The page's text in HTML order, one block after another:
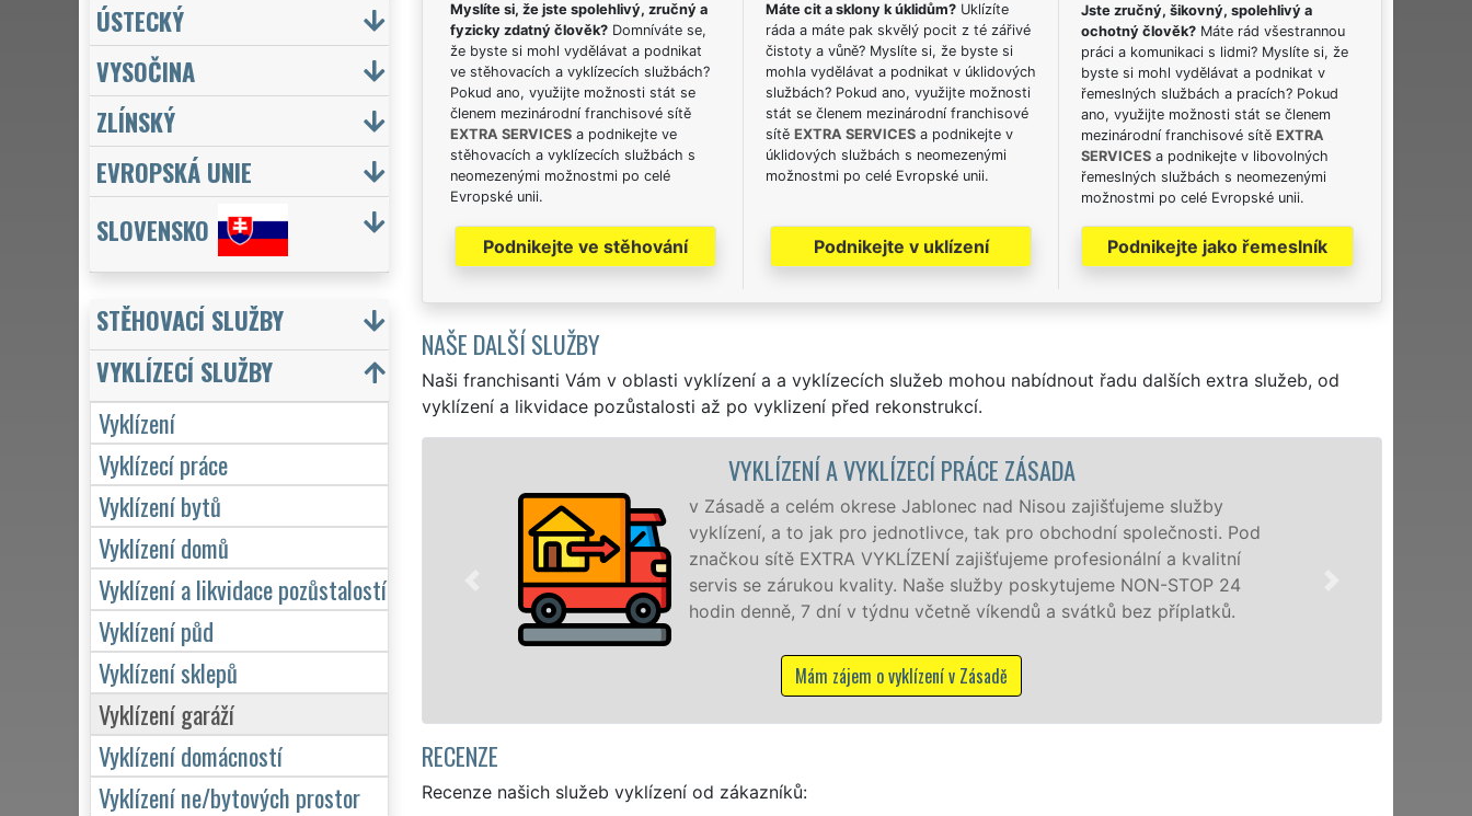
Myslíte si, že jste spolehlivý, zručný a
fyzicky zdatný člověk?Domníváte se,
že byste si mohl vydělávat a podnikat
ve stěhovacích a vyklízecích službách?
Pokud ano, využijte možnosti stát se
členem mezinárodní franchisové sítě
EXTRA SERVICESa podnikejte ve
stěhovacích a vyklízecích službách s
neomezenými možnostmi po celé
Evropské unii.
Podnikejte ve stěhování
Máte cit a sklony k úklidům?Uklízíte
ráda a máte pak skvělý pocit z té zářivé
čistoty a vůně? Myslíte si, že byste si
mohla vydělávat a podnikat v úklidových
službách? Pokud ano, využijte možnosti
stát se členem mezinárodní franchisové
sítě EXTRA SERVICESa podnikejte v
úklidových službách s neomezenými
možnostmi po celé Evropské unii.
Podnikejte v uklízení
Jste zručný, šikovný, spolehlivý a
ochotný člověk? Máte rád všestrannou
práci a komunikaci s lidmi? Myslíte si, že
byste si mohl vydělávat a podnikat v
řemeslných službách a pracích? Pokud
ano, využijte možnosti stát se členem
mezinárodní franchisové sítě EXTRA
SERVICES a podnikejte v libovolných
řemeslných službách s neomezenými
možnostmi po celé Evropské unii.
Podnikejte jako řemeslník
NAŠE DALŠÍ SLUŽBY
Naši franchisanti Vám v oblasti vyklízení a a vyklízecích služeb mohou nabídnout řadu dalších extra služeb, od
vyklízení a likvidace pozůstalosti až po vyklizení před rekonstrukcí.
VYKLÍZENÍ A VYKLÍZECÍ PRÁCE ZÁSADA
v Zásadě a celém okrese Jablonec nad Nisou zajišťujeme služby
vyklízení, a to jak pro jednotlivce, tak pro obchodní společnosti. Pod
značkou sítě EXTRA VYKLÍZENÍ zajišťujeme profesionální a kvalitní
servis se zárukou kvality. Naše služby poskytujeme NON-STOP 24
hodin denně, 7 dní v týdnu včetně víkendů a svátků bez příplatků.
Mám zájem o vyklízení v Zásadě
RECENZE
Recenze našich služeb vyklízení od zákazníků:
ÚSTECKÝ
VYSOČINA
ZLÍNSKÝ
EVROPSKÁ UNIE
SLOVENSKO
STĚHOVACÍ SLUŽBY
VYKLÍZECÍ SLUŽBY
Vyklízení
Vyklízecí práce
Vyklízení bytů
Vyklízení domů
Vyklízení a likvidace pozůstalostí
Vyklízení půd
Vyklízení sklepů
Vyklízení garáží
Vyklízení domácností
Vyklízení ne/bytových prostor